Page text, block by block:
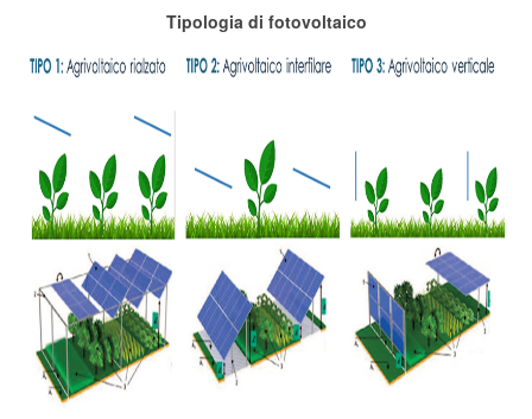
Tipologia di fotovoltaico